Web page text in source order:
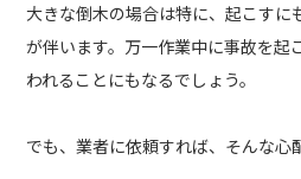
大きな倒木の場合は特に、起こすに
が伴います。万一作業中に事故を起
われることにもなるでしょう。
でも、業者に依頼すれば、そんな心